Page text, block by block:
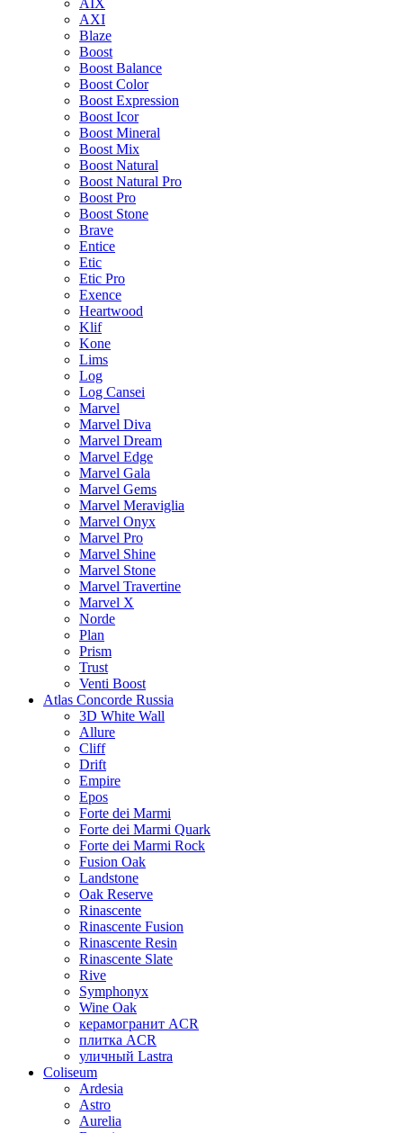
AIX
AXI
Blaze
Boost
Boost Balance
Boost Color
Boost Expression
Boost Icor
Boost Mineral
Boost Mix
Boost Natural
Boost Natural Pro
Boost Pro
Boost Stone
Brave
Entice
Etic
Etic Pro
Exence
Heartwood
Klif
Kone
Lims
Log
Log Cansei
Marvel
Marvel Diva
Marvel Dream
Marvel Edge
Marvel Gala
Marvel Gems
Marvel Meraviglia
Marvel Onyx
Marvel Pro
Marvel Shine
Marvel Stone
Marvel Travertine
Marvel X
Norde
Plan
Prism
Trust
Venti Boost
Atlas Concorde Russia
3D White Wall
Allure
Cliff
Drift
Empire
Epos
Forte dei Marmi
Forte dei Marmi Quark
Forte dei Marmi Rock
Fusion Oak
Landstone
Oak Reserve
Rinascente
Rinascente Fusion
Rinascente Resin
Rinascente Slate
Rive
Symphonyx
Wine Oak
керамогранит ACR
плитка ACR
уличный Lastra
Coliseum
Ardesia
Astro
Aurelia